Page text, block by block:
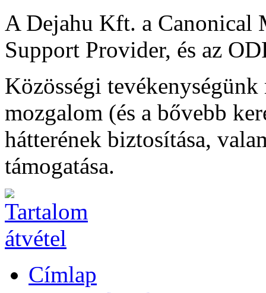
A Dejahu Kft. a Canonical
Support Provider, és az
Közösségi
mozgalom (és a bővebb
hátterének biztosítása,
támogatása.
Címlap